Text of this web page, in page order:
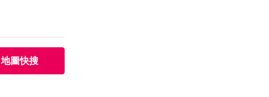
地圖快搜